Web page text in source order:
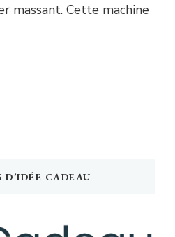
massant. Cette machine
D’IDÉE CADEAU